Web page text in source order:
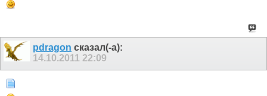
pdragon сказал(-а):
14.10.2011 22:09